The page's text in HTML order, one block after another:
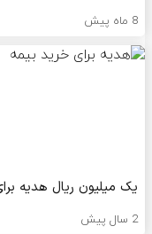
8 ماه پیش
یک میلیون ریال هدیه
2 سال پیش